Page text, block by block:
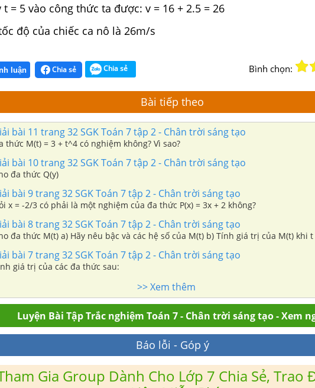
t = 5 vào công thức ta được: v = 16 + 2.5 = 26
độ của chiếc ca nô là 26m/s
luận Chia sẻ Chia sẻ Bình chọn:
Bài tiếp theo
bài 11 trang 32 SGK Toán 7 tập 2 - Chân trời sáng tạo
thức M(t) = 3 + t^4 có nghiệm không? Vì sao?
bài 10 trang 32 SGK Toán 7 tập 2 - Chân trời sáng tạo
đa thức Q(y)
bài 9 trang 32 SGK Toán 7 tập 2 - Chân trời sáng tạo
x = -2/3 có phải là một nghiệm của đa thức P(x) = 3x + 2 không?
bài 8 trang 32 SGK Toán 7 tập 2 - Chân trời sáng tạo
Cho đa thức M(t) a) Hãy nêu bậc và các hệ số của M(t) b) Tính giá trị của M(t) khi
bài 7 trang 32 SGK Toán 7 tập 2 - Chân trời sáng tạo
giá trị của các đa thức sau:
>> Xem thêm
Luyện Bài Tập Trắc nghiệm Toán 7 - Chân trời sáng tạo - Xem
Báo lỗi - Góp ý
Gia Group Dành Cho Lớp 7 Chia Sẻ, Trao